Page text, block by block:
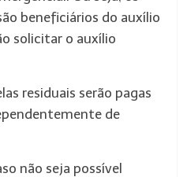
beneficiários do auxílio
solicitar o auxílio
residuais serão pagas
de
não seja possível